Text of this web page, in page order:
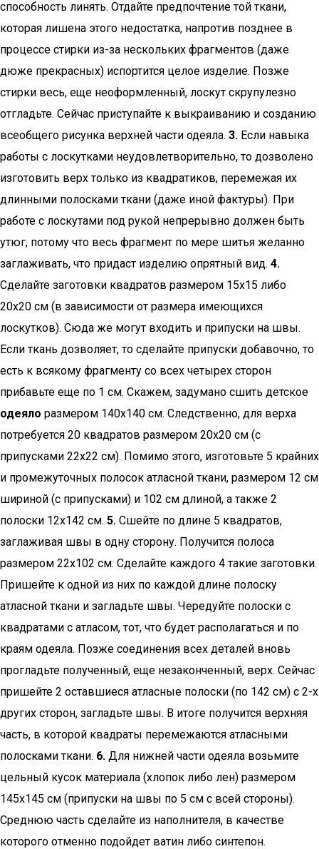
способность линять. Отдайте предпочтение той ткани,
которая лишена этого недостатка, напротив позднее в
процессе стирки из-за нескольких фрагментов (даже
дюже прекрасных) испортится целое изделие. Позже
стирки весь, еще неоформленный, лоскут скрупулезно
отгладьте. Сейчас приступайте к выкраиванию и созданию
всеобщего рисунка верхней части одеяла. 3. Если навыка
работы с лоскутками неудовлетворительно, то дозволено
изготовить верх только из квадратиков, перемежая их
длинными полосками ткани (даже иной фактуры). При
работе с лоскутами под рукой непрерывно должен быть
утюг, потому что весь фрагмент по мере шитья желанно
заглаживать, что придаст изделию опрятный вид. 4.
Сделайте заготовки квадратов размером 15х15 либо
20х20 см (в зависимости от размера имеющихся
лоскутков). Сюда же могут входить и припуски на швы.
Если ткань дозволяет, то сделайте припуски добавочно, то
есть к всякому фрагменту со всех четырех сторон
прибавьте еще по 1 см. Скажем, задумано сшить детское
одеяло размером 140х140 см. Следственно, для верха
потребуется 20 квадратов размером 20х20 см (с
припусками 22х22 см). Помимо этого, изготовьте 5 крайних
и промежуточных полосок атласной ткани, размером 12 см
шириной (с припусками) и 102 см длиной, а также 2
полоски 12х142 см. 5. Сшейте по длине 5 квадратов,
заглаживая швы в одну сторону. Получится полоса
размером 22х102 см. Сделайте каждого 4 такие заготовки.
Пришейте к одной из них по каждой длине полоску
атласной ткани и загладьте швы. Чередуйте полоски с
квадратами с атласом, тот, что будет располагаться и по
краям одеяла. Позже соединения всех деталей вновь
прогладьте полученный, еще незаконченный, верх. Сейчас
пришейте 2 оставшиеся атласные полоски (по 142 см) с 2-х
других сторон, загладьте швы. В итоге получится верхняя
часть, в которой квадраты перемежаются атласными
полосками ткани. 6. Для нижней части одеяла возьмите
цельный кусок материала (хлопок либо лен) размером
145х145 см (припуски на швы по 5 см с всей стороны).
Среднюю часть сделайте из наполнителя, в качестве
которого отменно подойдет ватин либо синтепон.